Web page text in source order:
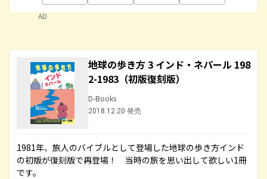
AD
地球の歩き方 3 インド・ネパール 198
2-1983（初版復刻版）
D-Books
2018.12.20 発売
1981年、旅人のバイブルとして登場した地球の歩き方インド
の初版が復刻版で再登場！ 当時の旅を思い出して欲しい1冊
です。